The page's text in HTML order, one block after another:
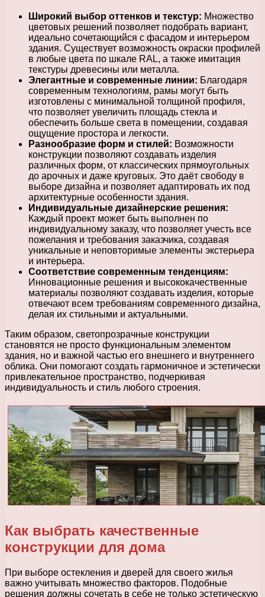
Широкий выбор оттенков и текстур: Множество
цветовых решений позволяет подобрать вариант,
идеально сочетающийся с фасадом и интерьером
здания. Существует возможность окраски профилей
в любые цвета по шкале RAL, а также имитация
текстуры древесины или металла.
Элегантные и современные линии: Благодаря
современным технологиям, рамы могут быть
изготовлены с минимальной толщиной профиля,
что позволяет увеличить площадь стекла и
обеспечить больше света в помещении, создавая
ощущение простора и легкости.
Разнообразие форм и стилей: Возможности
конструкции позволяют создавать изделия
различных форм, от классических прямоугольных
до арочных и даже круговых. Это даёт свободу в
выборе дизайна и позволяет адаптировать их под
архитектурные особенности здания.
Индивидуальные дизайнерские решения:
Каждый проект может быть выполнен по
индивидуальному заказу, что позволяет учесть все
пожелания и требования заказчика, создавая
уникальные и неповторимые элементы экстерьера
и интерьера.
Соответствие современным тенденциям:
Инновационные решения и высококачественные
материалы позволяют создавать изделия, которые
отвечают всем требованиям современного дизайна,
делая их стильными и актуальными.
Таким образом, светопрозрачные конструкции
становятся не просто функциональным элементом
здания, но и важной частью его внешнего и внутреннего
облика. Они помогают создать гармоничное и эстетически
привлекательное пространство, подчеркивая
индивидуальность и стиль любого строения.
Как выбрать качественные
конструкции для дома
При выборе остекления и дверей для своего жилья
важно учитывать множество факторов. Подобные
решения должны сочетать в себе не только эстетическую